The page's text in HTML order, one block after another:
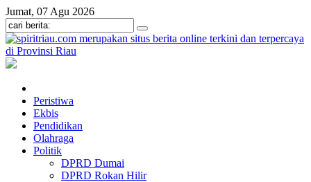
Jumat, 07 Agu 2026
Peristiwa
Ekbis
Pendidikan
Olahraga
Politik
DPRD Dumai
DPRD Rokan Hilir